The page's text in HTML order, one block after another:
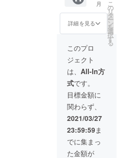
ソールの
ジャンルを
歌う。
オリジナル
曲はすべて
作詞作曲。
LogicProを
使用。
現在シング
ル〜アナロ
グの日々〜
をリリース
配信ライブ
をしてい
＾) 3.
チーム
メン
バーサ
イン入
り写真
4. 配信
楽曲 5.
サイン
入りCD
の未来
と書い
たス
テッ
カーは
応援を
してく
ださる
皆様は
愛の未
来を作
るチー
ムであ
りメン
バーと
言う意
味を込
めさせ
ていた
だきま
月
詳細を見る
こ
の
リ
タ
ー
ン
を
選
択
す
る
このプロ
ジェクト
は、 All-In方
式です。
目標金額に
関わらず、
2021/03/27
23:59:59ま
でに集まっ
た金額が